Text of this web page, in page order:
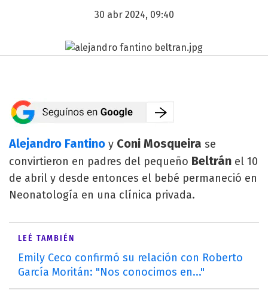
30 abr 2024, 09:40
Alejandro Fantino y Coni Mosqueira se
convirtieron en padres del pequeño Beltrán el 10
de abril y desde entonces el bebé permaneció en
Neonatología en una clínica privada.
LEÉ TAMBIÉN
Emily Ceco confirmó su relación con Roberto
García Moritán: "Nos conocimos en..."